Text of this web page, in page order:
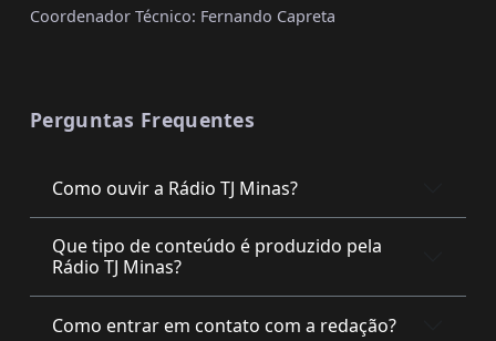
Coordenador Técnico: Fernando Capreta
Perguntas Frequentes
Como ouvir a Rádio TJ Minas?
Que tipo de conteúdo é produzido pela
Rádio TJ Minas?
Como entrar em contato com a redação?